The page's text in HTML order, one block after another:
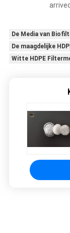
De Media van
De maagdelijke
Witte HDPE